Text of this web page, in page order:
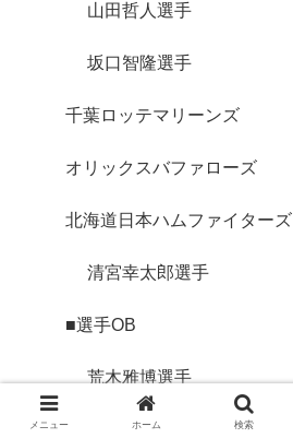
山田哲人選手
坂口智隆選手
千葉ロッテマリーンズ
オリックスバファローズ
北海道日本ハムファイターズ
清宮幸太郎選手
■選手OB
荒木雅博選手
イチロー選手
メニュー ホーム 検索